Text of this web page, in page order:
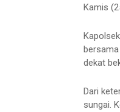
Kamis
dekat
Dari
sungai.